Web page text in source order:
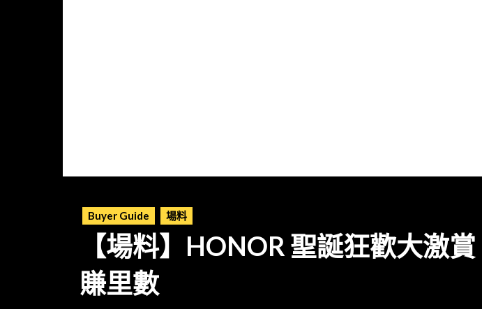
Buyer Guide 場料
【場料】HONOR 聖誕狂歡大激
賺里數